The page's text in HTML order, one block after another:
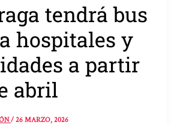
tendrá bus
hospitales y
a partir
abril
/26 MARZO, 2026